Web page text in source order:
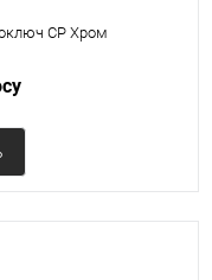
CP Хром